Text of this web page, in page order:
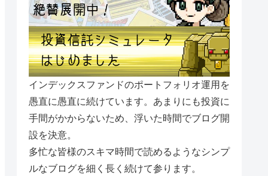
インデックスファンドのポートフォリオ運用を
愚直に愚直に続けています。あまりにも投資に
手間がかからないため、浮いた時間でブログ開
設を決意。
多忙な皆様のスキマ時間で読めるようなシンプ
ルなブログを細く長く続けて参ります。